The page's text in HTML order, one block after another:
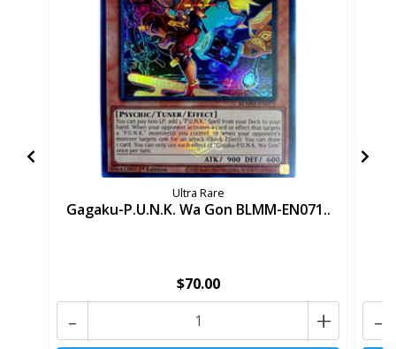
Ultra Rare
Gagaku-P.U.N.K. Wa Gon BLMM-EN071..
$70.00
+
- -